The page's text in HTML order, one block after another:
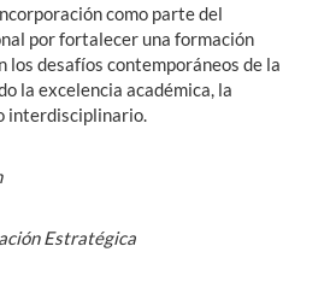
como parte del
por fortalecer una formación
los desafíos contemporáneos de la
la excelencia académica, la
interdisciplinario.
Estratégica